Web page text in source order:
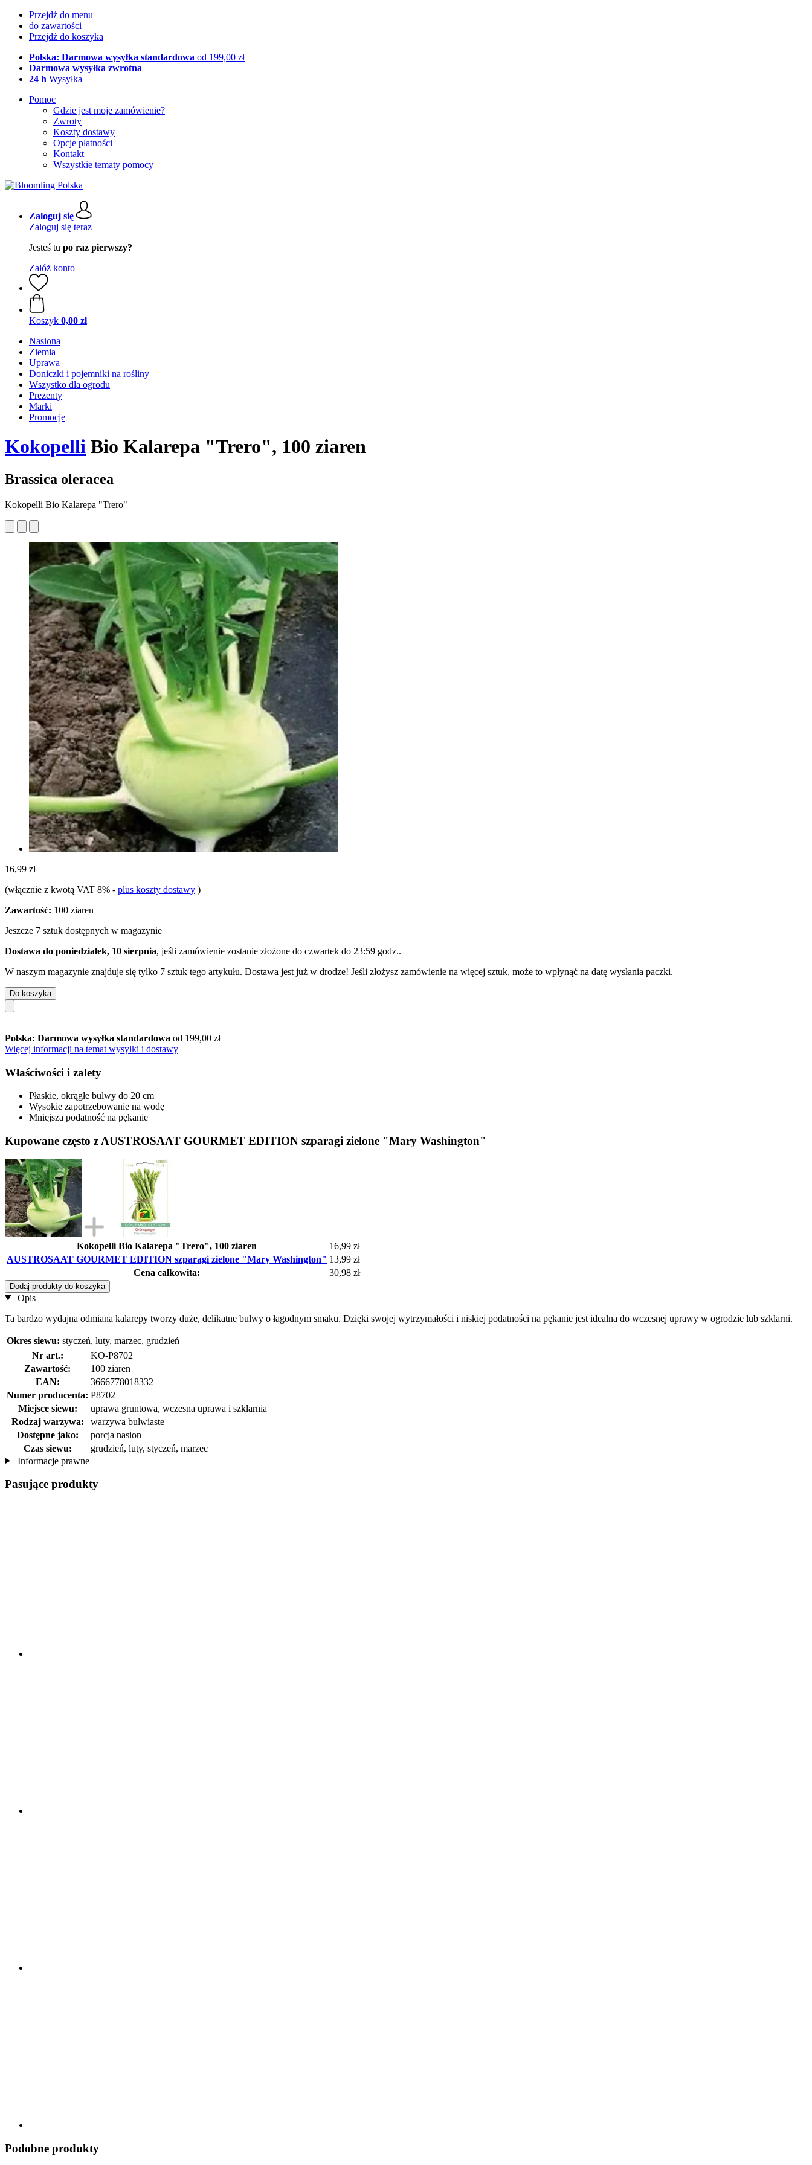
Przejdź do menu
do zawartości
Przejdź do koszyka
Polska: Darmowa wysyłka standardowa od 199,00 zł
Darmowa wysyłka zwrotna
24 h Wysyłka
Pomoc
Gdzie jest moje zamówienie?
Zwroty
Koszty dostawy
Opcje płatności
Kontakt
Wszystkie tematy pomocy
Zaloguj się
Zaloguj się teraz
Jesteś tu po raz pierwszy?
Załóż konto
Koszyk 0,00 zł
Nasiona
Ziemia
Uprawa
Doniczki i pojemniki na rośliny
Wszystko dla ogrodu
Prezenty
Marki
Promocje
Kokopelli Bio Kalarepa "Trero", 100 ziaren
Brassica oleracea
Kokopelli Bio Kalarepa "Trero"
16,99 zł
(włącznie z kwotą VAT 8% - plus koszty dostawy )
Zawartość: 100 ziaren
Jeszcze 7 sztuk dostępnych w magazynie
Dostawa do poniedziałek, 10 sierpnia, jeśli zamówienie zostanie złożone do czwartek do 23:59 godz..
W naszym magazynie znajduje się tylko 7 sztuk tego artykułu. Dostawa jest już w drodze! Jeśli złożysz zamówienie na więcej sztuk, może to wpłynąć na datę wysłania paczki.
Do koszyka
Polska: Darmowa wysyłka standardowa od 199,00 zł
Więcej informacji na temat wysyłki i dostawy
Właściwości i zalety
Płaskie, okrągłe bulwy do 20 cm
Wysokie zapotrzebowanie na wodę
Mniejsza podatność na pękanie
Kupowane często z AUSTROSAAT GOURMET EDITION szparagi zielone "Mary Washington"
Kokopelli Bio Kalarepa "Trero", 100 ziaren
16,99 zł
AUSTROSAAT GOURMET EDITION szparagi zielone "Mary Washington" 13,99 zł
Cena całkowita:
30,98 zł
Dodaj produkty do koszyka
Opis
Ta bardzo wydajna odmiana kalarepy tworzy duże, delikatne bulwy o łagodnym smaku. Dzięki swojej wytrzymałości i niskiej podatności na pękanie jest idealna do wczesnej uprawy w ogrodzie lub szklarni.
Okres siewu: styczeń, luty, marzec, grudzień
Nr art.:
KO-P8702
Zawartość:
100 ziaren
EAN:
3666778018332
Numer producenta: P8702
Miejsce siewu:
uprawa gruntowa, wczesna uprawa i szklarnia
Rodzaj warzywa:
warzywa bulwiaste
Dostępne jako:
porcja nasion
Czas siewu:
grudzień, luty, styczeń, marzec
Informacje prawne
Pasujące produkty
Podobne produkty